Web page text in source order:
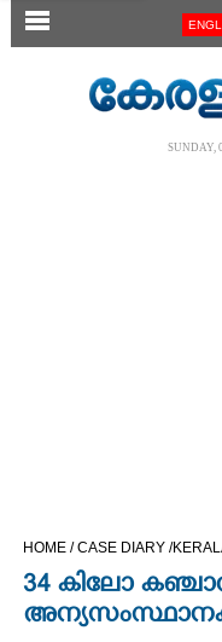
SECTIONS
OPINION
SUNDAY,
HOME /CASE DIARY /
34 കിലോ